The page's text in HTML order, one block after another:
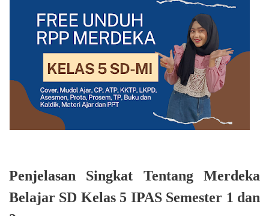
Penjelasan Singkat Tentang Merdeka
Belajar SD Kelas 5 IPAS Semester 1 dan